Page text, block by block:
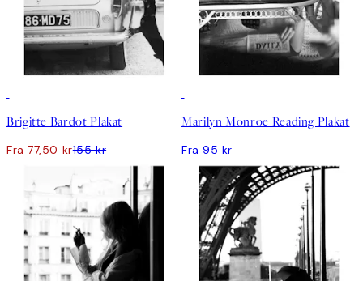
Brigitte Bardot Plakat
Fra 77,50 kr155 kr
Marilyn Monroe Reading Plakat
Fra 95 kr